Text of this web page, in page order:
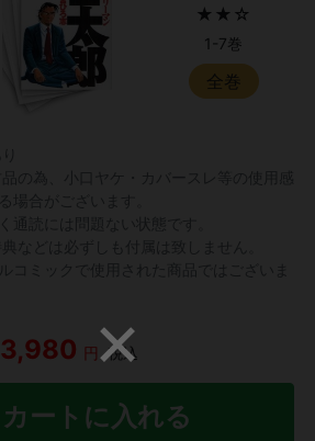
★★☆
1-7巻
全巻
3,980 円 税込
カートに入れる